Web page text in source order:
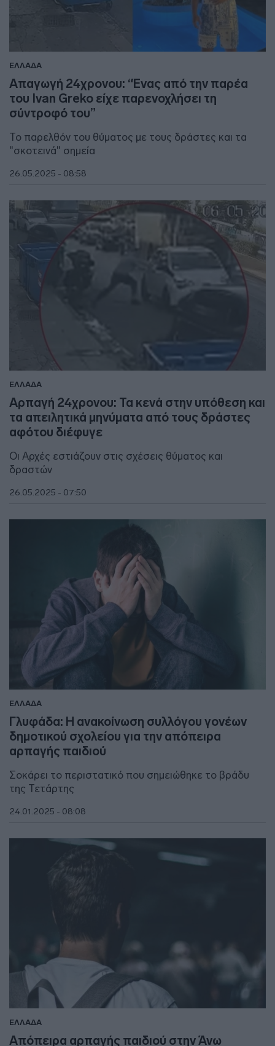
ΕΛΛΑΔΑ
Απαγωγή 24χρονου: “Ένας από την παρέα
του Ivan Greko είχε παρενοχλήσει τη
σύντροφό του”
Το παρελθόν του θύματος με τους δράστες και τα
"σκοτεινά" σημεία
26.05.2025 - 08:58
ΕΛΛΑΔΑ
Αρπαγή 24χρονου: Τα κενά στην υπόθεση και
τα απειλητικά μηνύματα από τους δράστες
αφότου διέφυγε
Οι Αρχές εστιάζουν στις σχέσεις θύματος και
δραστών
26.05.2025 - 07:50
ΕΛΛΑΔΑ
Γλυφάδα: Η ανακοίνωση συλλόγου γονέων
δημοτικού σχολείου για την απόπειρα
αρπαγής παιδιού
Σοκάρει το περιστατικό που σημειώθηκε το βράδυ
της Τετάρτης
24.01.2025 - 08:08
ΕΛΛΑΔΑ
Απόπειρα αρπαγής παιδιού στην Άνω